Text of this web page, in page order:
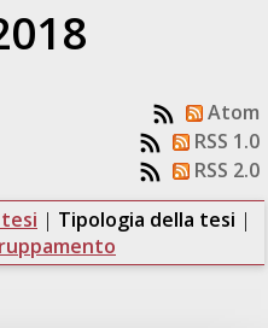
Atom
RSS 1.0
RSS 2.0
| Tipologia della tesi |